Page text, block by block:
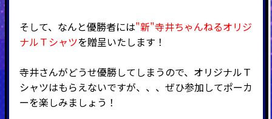
そして、なんと優勝者には"新"寺井ちゃんねるオリジ
ナルＴシャツを贈呈いたします！
寺井さんがどうせ優勝してしまうので、オリジナルＴ
シャツはもらえないですが、、、ぜひ参加してポーカ
ーを楽しみましょう！